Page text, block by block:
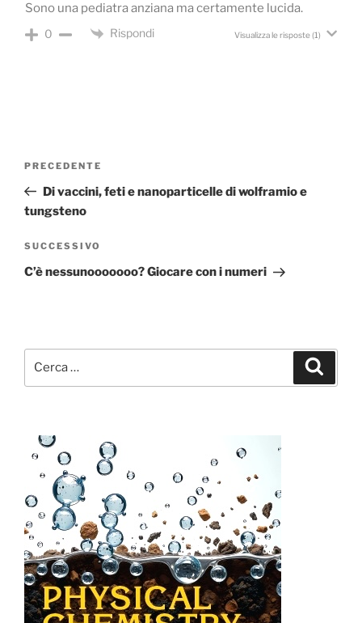
Sono una pediatra anziana ma certamente lucida.
0 Rispondi Visualizza le risposte(1)
Navigazione
Articolo
precedente:
PRECEDENTE
Di vaccini, feti e nanoparticelle di wolframio e
tungsteno
Articolo
successivo
SUCCESSIVO
C’è nessunooooooo? Giocare con i numeri